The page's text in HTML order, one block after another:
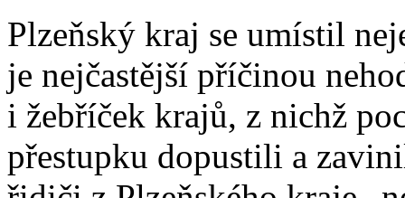
Plzeňský kraj se umístil
je nejčastější příčinou
i žebříček krajů, z nichž
přestupku dopustili a